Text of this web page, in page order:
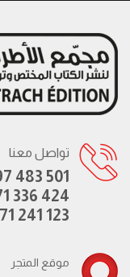
تواصل معنا
483 501
336 424
241 123
موقع المتجر